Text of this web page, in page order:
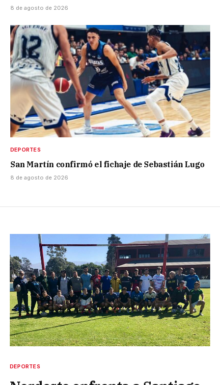
8 de agosto de 2026
DEPORTES
San Martín confirmó el fichaje de Sebastián Lugo
8 de agosto de 2026
DEPORTES